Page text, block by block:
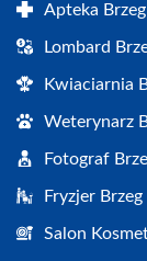
Apteka Brzeg
Lombard
Kwiaciarnia
Weterynarz
Fotograf
Fryzjer Brzeg
Salon